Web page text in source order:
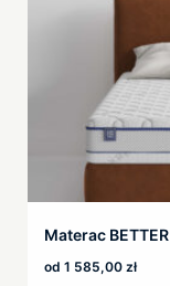
Materac BETTER
od 1 585,00 zł